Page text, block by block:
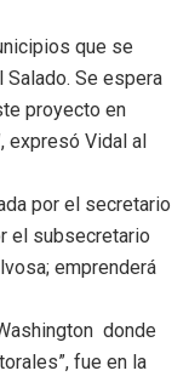
que se
Salado. Se espera
proyecto en
expresó Vidal al
por el secretario
el subsecretario
emprenderá
donde
fue en la